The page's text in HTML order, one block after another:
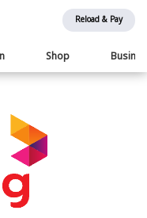
Reload & Pay
Shop